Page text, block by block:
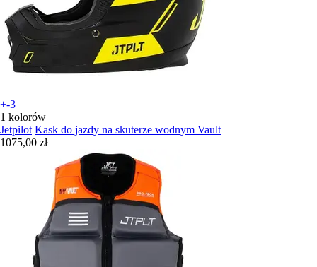
+-3
1 kolorów
Jetpilot Kask do jazdy na skuterze wodnym Vault
1075,00 zł